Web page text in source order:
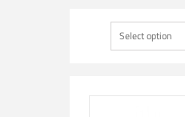
Select option